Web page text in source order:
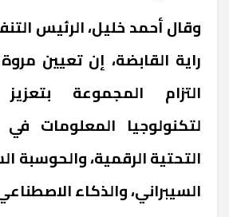
وقال أحمد خليل، الرئيس
راية القابضة، إن تعيين
التزام المجموعة
لتكنولوجيا المعلومات في
التحتية الرقمية، والحوسبة
السيبراني، والذكاء